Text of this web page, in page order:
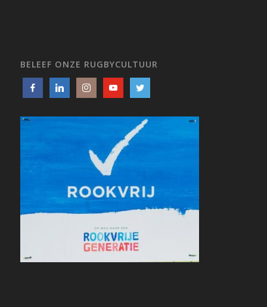
BELEEF ONZE RUGBYCULTUUR